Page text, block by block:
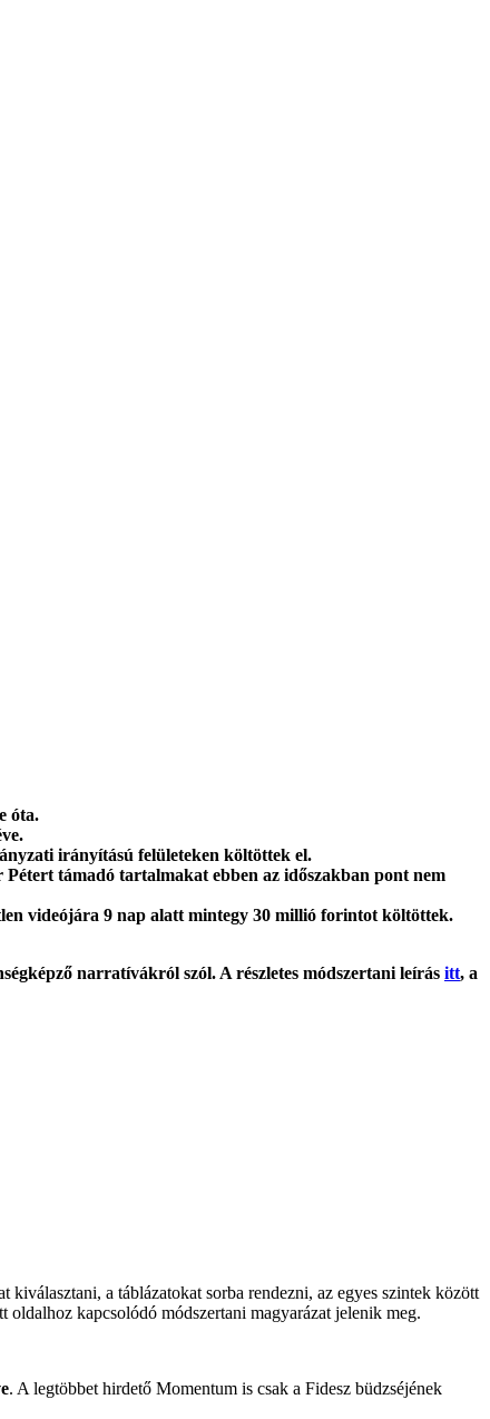
óta.
irányítású felületeken költöttek el.
támadó tartalmakat ebben az időszakban pont nem
videójára 9 nap alatt mintegy 30 millió forintot költöttek.
narratívákról szól. A részletes módszertani leírás itt, a
a táblázatokat sorba rendezni, az egyes szintek között
kapcsolódó módszertani magyarázat jelenik meg.
. A legtöbbet hirdető Momentum is csak a Fidesz büdzséjének